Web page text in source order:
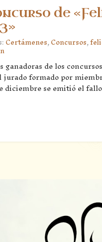
de
Certámenes,Concursos,
ganadoras de los
formado por
diciembre se emitió el